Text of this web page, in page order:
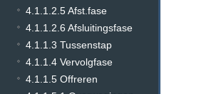
4.1.1.2.5 Afst.fase
4.1.1.2.6 Afsluitingsfase
4.1.1.3 Tussenstap
4.1.1.4 Vervolgfase
4.1.1.5 Offreren